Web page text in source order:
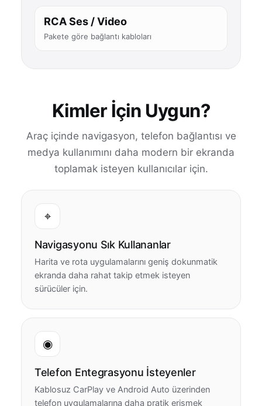
RCA Ses / Video
Pakete göre bağlantı kabloları
Kimler İçin Uygun?
Araç içinde navigasyon, telefon bağlantısı ve
medya kullanımını daha modern bir ekranda
toplamak isteyen kullanıcılar için.
⌖
Navigasyonu Sık Kullananlar
Harita ve rota uygulamalarını geniş dokunmatik
ekranda daha rahat takip etmek isteyen
sürücüler için.
◉
Telefon Entegrasyonu İsteyenler
Kablosuz CarPlay ve Android Auto üzerinden
telefon uygulamalarına daha pratik erişmek